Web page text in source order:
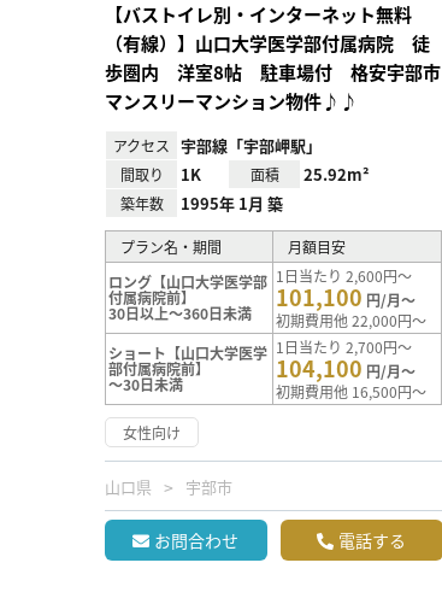
【バストイレ別・インターネット無料
（有線）】山口大学医学部付属病院 徒
歩圏内 洋室8帖 駐車場付 格安宇部市
マンスリーマンション物件♪♪
アクセス 宇部線「宇部岬駅」
間取り 1K 面積 25.92m²
築年数 1995年 1月 築
プラン名・期間
月額目安
ロング【山口大学医学部
付属病院前】
30日以上～360日未満
1日当たり 2,600円～
101,100 円/月～
初期費用他 22,000円～
ショート【山口大学医学
部付属病院前】
～30日未満
1日当たり 2,700円～
104,100 円/月～
初期費用他 16,500円～
女性向け
山口県 宇部市
お問合わせ 電話する